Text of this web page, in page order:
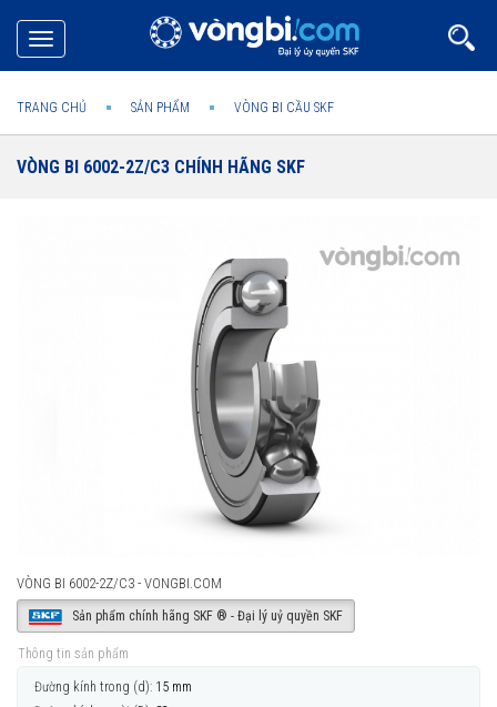
Toggle
navigation
TRANG CHỦ SẢN PHẨM VÒNG BI CẦU SKF
VÒNG BI 6002-2Z/C3 CHÍNH HÃNG SKF
VÒNG BI 6002-2Z/C3 - VONGBI.COM
Sản phẩm chính hãng SKF ® - Đại lý uỷ quyền SKF
Thông tin sản phẩm
Đường kính trong (d): 15 mm